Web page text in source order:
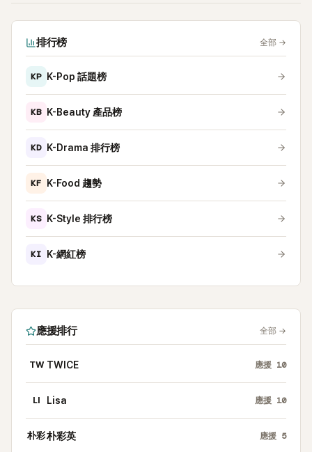
排行榜 全部 →
KP K-Pop 話題榜
KB K-Beauty 產品榜
KD K-Drama 排行榜
KF K-Food 趨勢
KS K-Style 排行榜
KI K-網紅榜
應援排行 全部 →
TW TWICE 應援 10
LI Lisa 應援 10
朴彩朴彩英 應援 5